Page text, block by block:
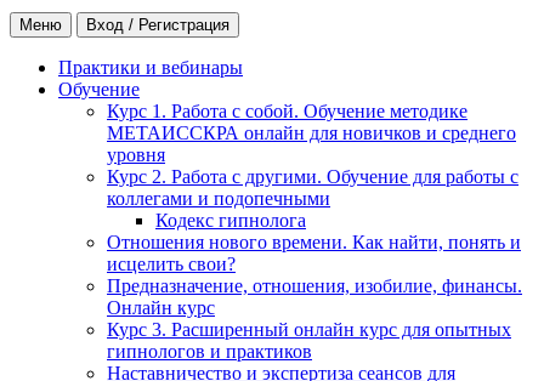
Меню Вход / Регистрация
Практики и вебинары
Обучение
Курс 1. Работа с собой. Обучение методике
МЕТАИССКРА онлайн для новичков и среднего
уровня
Курс 2. Работа с другими. Обучение для работы с
коллегами и подопечными
Кодекс гипнолога
Отношения нового времени. Как найти, понять и
исцелить свои?
Предназначение, отношения, изобилие, финансы.
Онлайн курс
Курс 3. Расширенный онлайн курс для опытных
гипнологов и практиков
Наставничество и экспертиза сеансов для